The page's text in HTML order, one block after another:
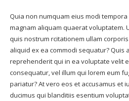
Quia non numquam eius modi
magnam aliquam quaerat voluptatem.
quis nostrum rcitationem ullam
aliquid ex ea commodi sequatur? Quis
reprehenderit qui in ea voluptate velit
consequatur, vel illum qui lorem eum
pariatur? At vero eos et accusamus et
ducimus qui blanditiis esentium